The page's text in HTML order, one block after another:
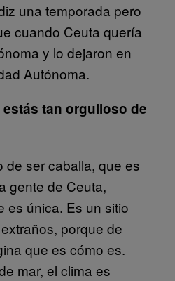
una temporada pero
cuando Ceuta quería
y lo dejaron en
Autónoma.
tan orgulloso de
de ser caballa, que es
gente de Ceuta,
es única. Es un sitio
porque de
que es cómo es.
mar, el clima es